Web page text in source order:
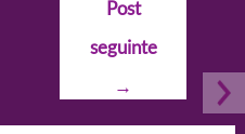
Post
seguinte
→